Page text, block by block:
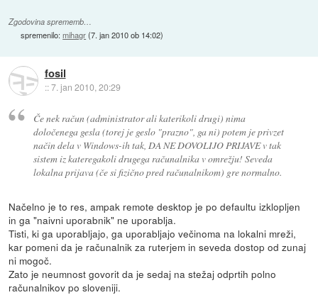
Zgodovina sprememb…
spremenilo:mihagr(7. jan 2010 ob 14:02)
fosil
::7. jan 2010, 20:29
Če nek račun (administrator ali katerikoli drugi) nima
določenega gesla (torej je geslo "prazno", ga ni) potem je privzet
način dela v Windows-ih tak, DA NE DOVOLIJO PRIJAVE v tak
sistem iz kateregakoli drugega računalnika v omrežju! Seveda
lokalna prijava (če si fizično pred računalnikom) gre normalno.
Načelno je to res, ampak remote desktop je po defaultu izklopljen
in ga "naivni uporabnik" ne uporablja.
Tisti, ki ga uporabljajo, ga uporabljajo večinoma na lokalni mreži,
kar pomeni da je računalnik za ruterjem in seveda dostop od zunaj
ni mogoč.
Zato je neumnost govorit da je sedaj na stežaj odprtih polno
računalnikov po sloveniji.